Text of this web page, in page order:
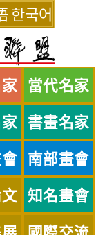
한국어
當代名家
書畫名家
南部畫會
知名畫會